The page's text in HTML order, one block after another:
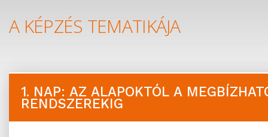
A KÉPZÉS TEMATIKÁJA
1. NAP: AZ ALAPOKTÓL A
RENDSZEREKIG